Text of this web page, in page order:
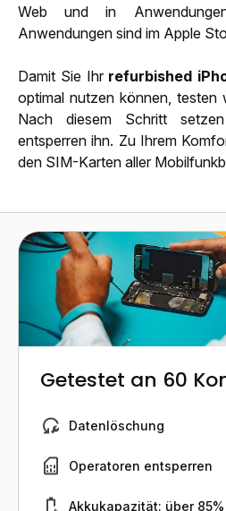
Web und in
Anwendungen sind im Apple
Damit Sie Ihr refurbished
optimal nutzen können, testen
Nach diesem Schritt
entsperren ihn. Zu Ihrem
den SIM-Karten aller
Getestet an 60
Datenlöschung
Operatoren entsperren
Akkukapazität: über